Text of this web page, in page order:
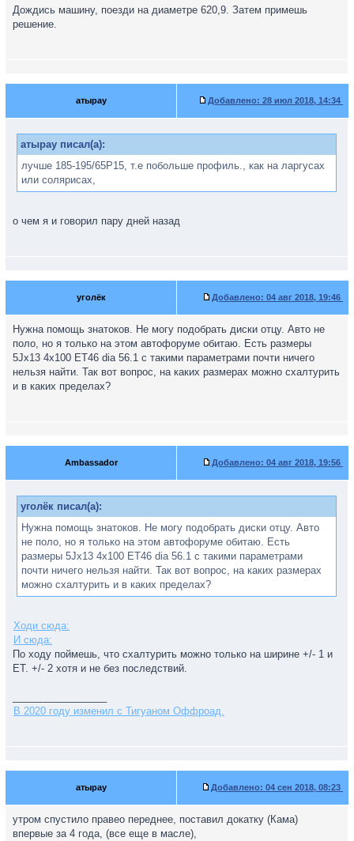
Дождись машину, поезди на диаметре 620,9. Затем примешь
решение.
атырау Добавлено: 28 июл 2018, 14:34
атырау писал(а):
лучше 185-195/65Р15, т.е побольше профиль., как на ларгусах
или солярисах,
о чем я и говорил пару дней назад
уголёк Добавлено: 04 авг 2018, 19:46
Нужна помощь знатоков. Не могу подобрать диски отцу. Авто не
поло, но я только на этом автофоруме обитаю. Есть размеры
5Jx13 4x100 ET46 dia 56.1 с такими параметрами почти ничего
нельзя найти. Так вот вопрос, на каких размерах можно схалтурить
и в каких пределах?
Ambassador Добавлено: 04 авг 2018, 19:56
уголёк писал(а):
Нужна помощь знатоков. Не могу подобрать диски отцу. Авто
не поло, но я только на этом автофоруме обитаю. Есть
размеры 5Jx13 4x100 ET46 dia 56.1 с такими параметрами
почти ничего нельзя найти. Так вот вопрос, на каких размерах
можно схалтурить и в каких пределах?
Ходи сюда:
И сюда:
По ходу поймешь, что схалтурить можно только на ширине +/- 1 и
ЕТ. +/- 2 хотя и не без последствий.
В 2020 году изменил с Тигуаном Оффроад.
атырау Добавлено: 04 сен 2018, 08:23
утром спустило правео переднее, поставил докатку (Кама)
впервые за 4 года, (все еще в масле),